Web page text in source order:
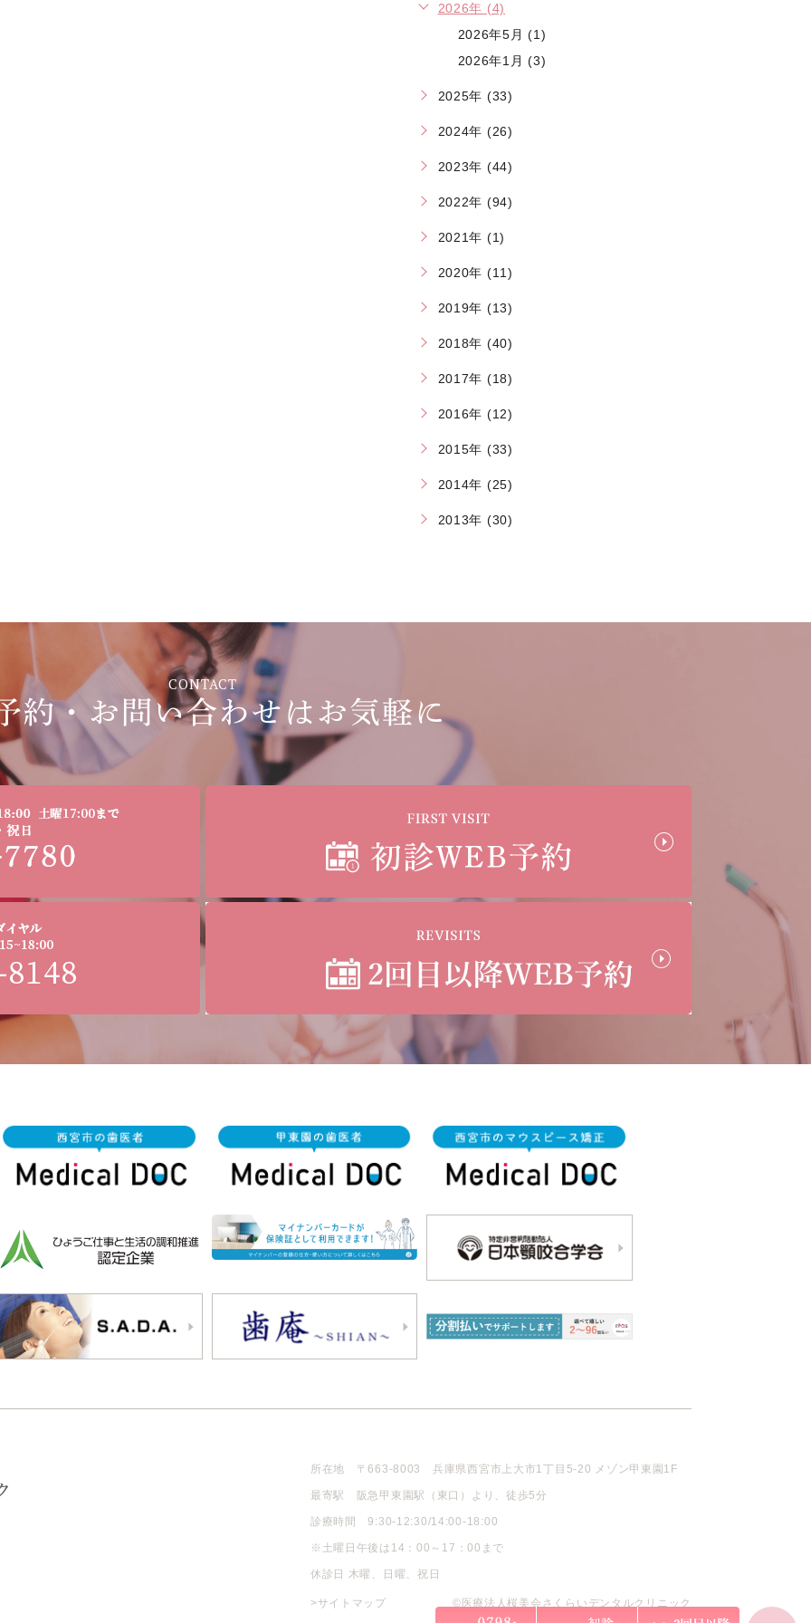
2026年 (4)
2026年5月 (1)
2026年1月 (3)
2025年 (33)
2024年 (26)
2023年 (44)
2022年 (94)
2021年 (1)
2020年 (11)
2019年 (13)
2018年 (40)
2017年 (18)
2016年 (12)
2015年 (33)
2014年 (25)
2013年 (30)
CONTACT
約・お問い合わせは お気軽に
所在地 〒663-8003 兵庫県西宮市上大市1丁目5-20 メゾン甲東園1F
最寄駅 阪急甲東園駅（東口）より、徒歩5分
診療時間 9:30-12:30/14:00-18:00
※土曜日午後は14：00～17：00まで
休診日 木曜、日曜、祝日
>サイトマップ ©医療法人桜美会さくらいデンタルクリニック